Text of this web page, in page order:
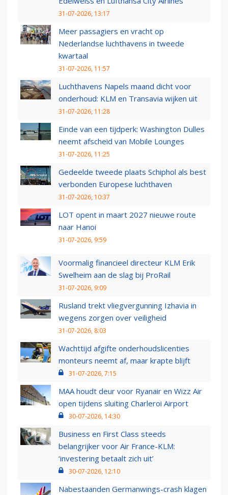
31-07-2026, 13:17
Meer passagiers en vracht op
Nederlandse luchthavens in tweede
kwartaal
31-07-2026, 11:57
Luchthavens Napels maand dicht voor
onderhoud: KLM en Transavia wijken uit
31-07-2026, 11:28
Einde van een tijdperk: Washington Dulles
neemt afscheid van Mobile Lounges
31-07-2026, 11:25
Gedeelde tweede plaats Schiphol als best
verbonden Europese luchthaven
31-07-2026, 10:37
LOT opent in maart 2027 nieuwe route
naar Hanoi
31-07-2026, 9:59
Voormalig financieel directeur KLM Erik
Swelheim aan de slag bij ProRail
31-07-2026, 9:09
Rusland trekt vliegvergunning Izhavia in
wegens zorgen over veiligheid
31-07-2026, 8:03
Wachttijd afgifte onderhoudslicenties
monteurs neemt af, maar krapte blijft
31-07-2026, 7:15
MAA houdt deur voor Ryanair en Wizz Air
open tijdens sluiting Charleroi Airport
30-07-2026, 14:30
Business en First Class steeds
belangrijker voor Air France-KLM:
‘investering betaalt zich uit’
30-07-2026, 12:10
Nabestaanden Germanwings-crash klagen